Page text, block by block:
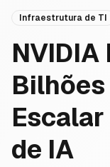
Infraestrutura de TI
NVIDIA
de IA